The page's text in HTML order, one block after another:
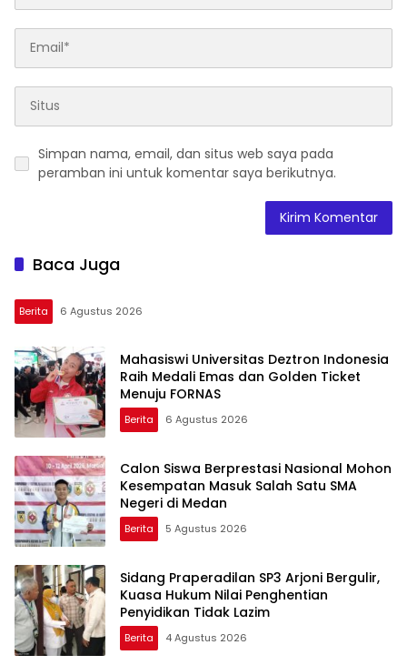
Simpan nama, email, dan situs web saya pada
peramban ini untuk komentar saya berikutnya.
Baca Juga
Berita 6 Agustus 2026
Mahasiswi Universitas Deztron Indonesia
Raih Medali Emas dan Golden Ticket
Menuju FORNAS
Berita 6 Agustus 2026
Calon Siswa Berprestasi Nasional Mohon
Kesempatan Masuk Salah Satu SMA
Negeri di Medan
Berita 5 Agustus 2026
Sidang Praperadilan SP3 Arjoni Bergulir,
Kuasa Hukum Nilai Penghentian
Penyidikan Tidak Lazim
Berita 4 Agustus 2026